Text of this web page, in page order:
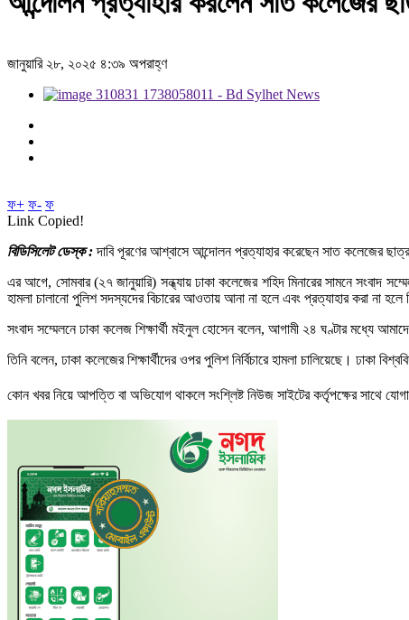
জানুয়ারি ২৮, ২০২৫ ৪:৩৯ অপরাহ্ণ
ফ+ ফ- ফ
Link Copied!
বিডিসিলেট ডেস্ক :দাবি পূরণের আশ্বাসে আন্দোলন প্রত্যাহার করেছেন সাত কলেজের
এর আগে, সোমবার (২৭ জানুয়ারি) সন্ধ্যায় ঢাকা কলেজের শহিদ মিনারের সামনে সংবাদ
হামলা চালানো পুলিশ সদস্যদের বিচারের আওতায় আনা না হলে এবং প্রত্যাহার করা না হলে
সংবাদ সম্মেলনে ঢাকা কলেজ শিক্ষার্থী মইনুল হোসেন বলেন, আগামী ২৪ ঘণ্টার মধ্যে
তিনি বলেন, ঢাকা কলেজের শিক্ষার্থীদের ওপর পুলিশ নির্বিচারে হামলা চালিয়েছে। ঢাকা
কোন খবর নিয়ে আপত্তি বা অভিযোগ থাকলে সংশ্লিষ্ট নিউজ সাইটের কর্তৃপক্ষের সাথে